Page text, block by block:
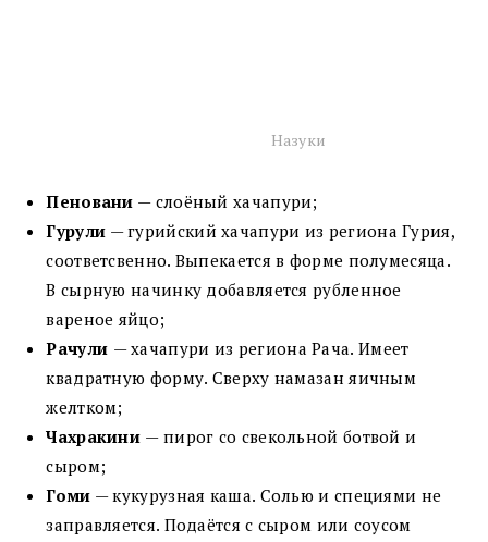
Назуки
Пеновани — слоёный хачапури;
Гурули — гурийский хачапури из региона Гурия,
соответсвенно. Выпекается в форме полумесяца.
В сырную начинку добавляется рубленное
вареное яйцо;
Рачули — хачапури из региона Рача. Имеет
квадратную форму. Сверху намазан яичным
желтком;
Чахракини — пирог со свекольной ботвой и
сыром;
Гоми — кукурузная каша. Солью и специями не
заправляется. Подаётся с сыром или соусом